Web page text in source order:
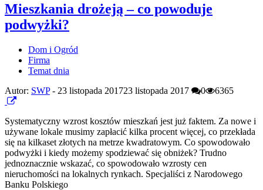
Mieszkania drożeją – co powoduje
podwyżki?
Dom i Ogród
Firma
Temat dnia
Autor: SWP- 23 listopada 201723 listopada 2017 0 6365
Systematyczny wzrost kosztów mieszkań jest już faktem. Za nowe i
używane lokale musimy zapłacić kilka procent więcej, co przekłada
się na kilkaset złotych na metrze kwadratowym. Co spowodowało
podwyżki i kiedy możemy spodziewać się obniżek? Trudno
jednoznacznie wskazać, co spowodowało wzrosty cen
nieruchomości na lokalnych rynkach. Specjaliści z Narodowego
Banku Polskiego